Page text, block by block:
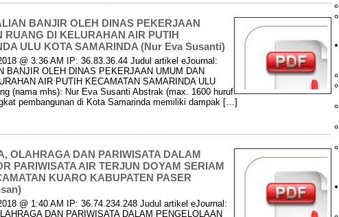
BANJIR OLEH DINAS PEKERJAAN
RUANG DI KELURAHAN AIR PUTIH
ULU KOTA SAMARINDA (Nur Eva Susanti)
@ 3:36 AM IP: 36.83.36.44 Judul artikel eJournal:
BANJIR OLEH DINAS PEKERJAAN UMUM DAN
AIR PUTIH KECAMATAN SAMARINDA ULU
(nama mhs): Nur Eva Susanti Abstrak (max. 1600 huruf
pembangunan di Kota Samarinda memiliki dampak […]
OLAHRAGA DAN PARIWISATA DALAM
PARIWISATA AIR TERJUN DOYAM SERIAM
KUARO KABUPATEN PASER
@ 1:40 AM IP: 36.74.234.248 Judul artikel eJournal:
DAN PARIWISATA DALAM PENGELOLAAN